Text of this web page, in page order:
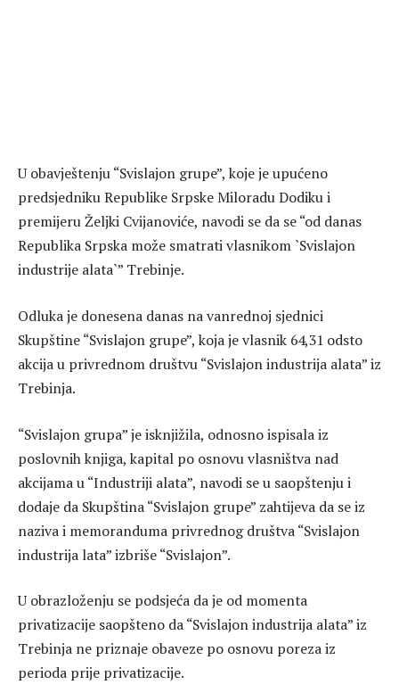
U obavještenju “Svislajon grupe”, koje je upućeno
predsjedniku Republike Srpske Miloradu Dodiku i
premijeru Željki Cvijanoviće, navodi se da se “od danas
Republika Srpska može smatrati vlasnikom `Svislajon
industrije alata`” Trebinje.
Odluka je donesena danas na vanrednoj sjednici
Skupštine “Svislajon grupe”, koja je vlasnik 64,31 odsto
akcija u privrednom društvu “Svislajon industrija alata” iz
Trebinja.
“Svislajon grupa” je isknjižila, odnosno ispisala iz
poslovnih knjiga, kapital po osnovu vlasništva nad
akcijama u “Industriji alata”, navodi se u saopštenju i
dodaje da Skupština “Svislajon grupe” zahtijeva da se iz
naziva i memoranduma privrednog društva “Svislajon
industrija lata” izbriše “Svislajon”.
U obrazloženju se podsjeća da je od momenta
privatizacije saopšteno da “Svislajon industrija alata” iz
Trebinja ne priznaje obaveze po osnovu poreza iz
perioda prije privatizacije.